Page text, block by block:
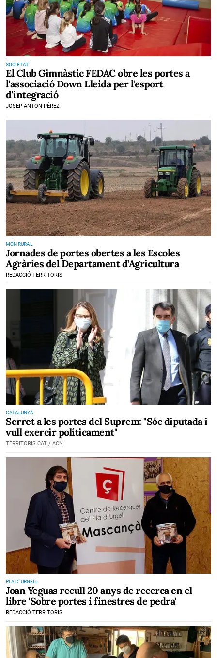
SOCIETAT
El Club Gimnàstic FEDAC obre les portes a
l'associació Down Lleida per l'esport
d'integració
JOSEP ANTON PÉREZ
MÓN RURAL
Jornades de portes obertes a les Escoles
Agràries del Departament d’Agricultura
REDACCIÓ TERRITORIS
CATALUNYA
Serret a les portes del Suprem: "Sóc diputada i
vull exercir políticament"
TERRITORIS.CAT / ACN
PLA D' URGELL
Joan Yeguas recull 20 anys de recerca en el
libre 'Sobre portes i finestres de pedra'
REDACCIÓ TERRITORIS